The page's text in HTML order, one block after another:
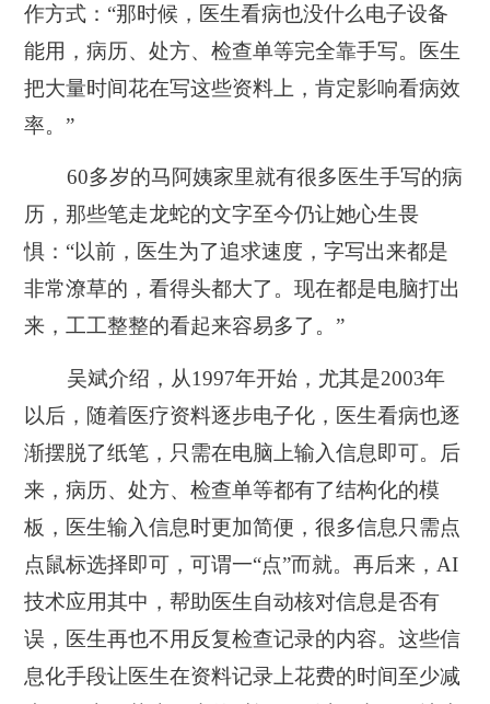
作方式：“那时候，医生看病也没什么电子设备
能用，病历、处方、检查单等完全靠手写。医生
把大量时间花在写这些资料上，肯定影响看病效
率。”
60多岁的马阿姨家里就有很多医生手写的病
历，那些笔走龙蛇的文字至今仍让她心生畏
惧：“以前，医生为了追求速度，字写出来都是
非常潦草的，看得头都大了。现在都是电脑打出
来，工工整整的看起来容易多了。”
吴斌介绍，从1997年开始，尤其是2003年
以后，随着医疗资料逐步电子化，医生看病也逐
渐摆脱了纸笔，只需在电脑上输入信息即可。后
来，病历、处方、检查单等都有了结构化的模
板，医生输入信息时更加简便，很多信息只需点
点鼠标选择即可，可谓一“点”而就。再后来，AI
技术应用其中，帮助医生自动核对信息是否有
误，医生再也不用反复检查记录的内容。这些信
息化手段让医生在资料记录上花费的时间至少减